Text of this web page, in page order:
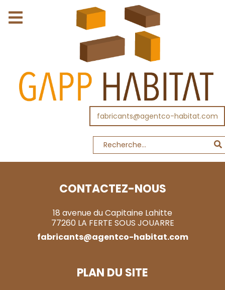
fabricants@agentco-habitat.com
CONTACTEZ-NOUS
18 avenue du Capitaine Lahitte
77260 LA FERTE SOUS JOUARRE
fabricants@agentco-habitat.com
PLAN DU SITE